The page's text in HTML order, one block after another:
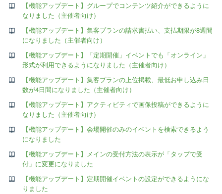
【機能アップデート】グループでコンテンツ紹介ができるように
なりました（主催者向け）
【機能アップデート】集客プランの請求書払い、支払期限が8週間
になりました（主催者向け）
【機能アップデート】「定期開催」イベントでも「オンライン」
形式が利用できるようになりました（主催者向け）
【機能アップデート】集客プランの上位掲載、最低お申し込み日
数が4日間になりました（主催者向け）
【機能アップデート】アクティビティで画像投稿ができるように
なりました（主催者向け）
【機能アップデート】会場開催のみのイベントを検索できるよう
になりました
【機能アップデート】メインの受付方法の表示が「タップで受
付」に変更になりました
【機能アップデート】定期開催イベントの設定ができるようにな
りました